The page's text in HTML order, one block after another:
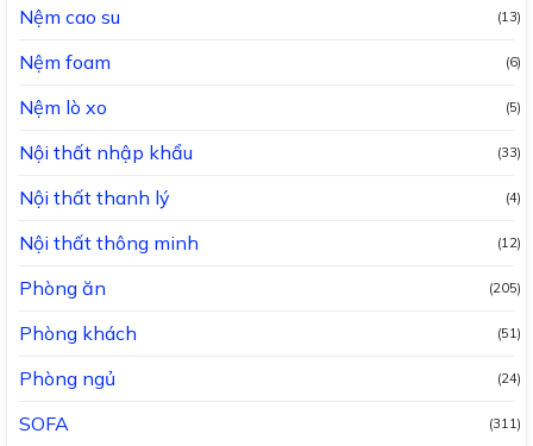
Nệm cao su (13)
Nệm foam (6)
Nệm lò xo (5)
Nội thất nhập khẩu (33)
Nội thất thanh lý (4)
Nội thất thông minh (12)
Phòng ăn (205)
Phòng khách (51)
Phòng ngủ (24)
SOFA (311)